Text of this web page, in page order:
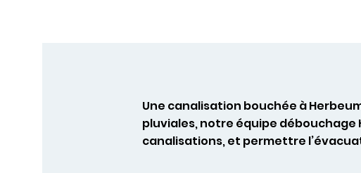
Une canalisation bouchée à
pluviales, notre équipe débouchage
canalisations, et permettre